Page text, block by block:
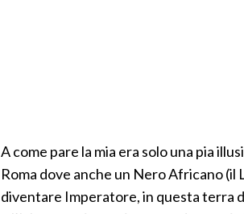
A come pare la mia era solo una pia
Roma dove anche un Nero Africano
diventare Imperatore, in questa terra